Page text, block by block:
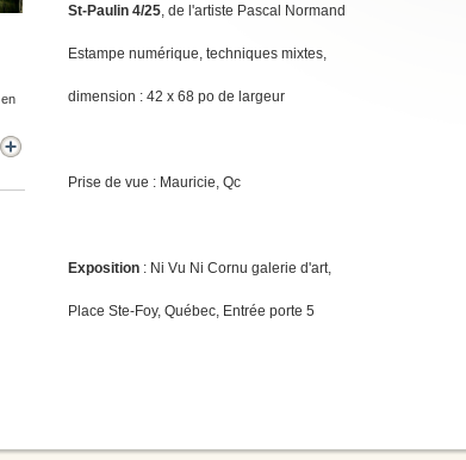
St-Paulin 4/25, de l'artiste Pascal Normand
Estampe numérique, techniques mixtes,
dimension : 42 x 68 po de largeur
Prise de vue : Mauricie, Qc
Exposition : Ni Vu Ni Cornu galerie d'art,
Place Ste-Foy, Québec, Entrée porte 5